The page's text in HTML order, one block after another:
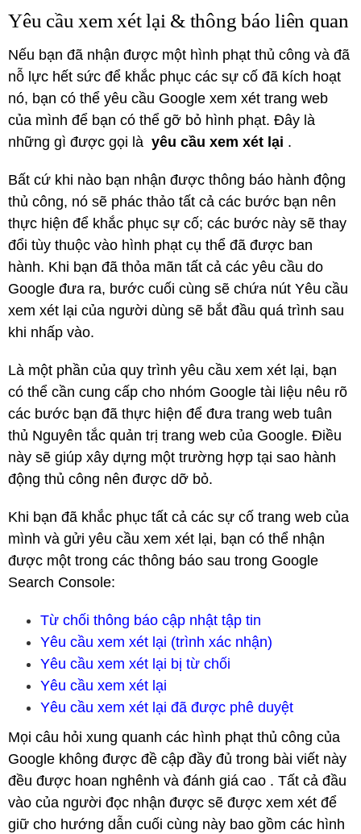
Yêu cầu xem xét lại & thông báo liên quan
Nếu bạn đã nhận được một hình phạt thủ công và đã
nỗ lực hết sức để khắc phục các sự cố đã kích hoạt
nó, bạn có thể yêu cầu Google xem xét trang web
của mình để bạn có thể gỡ bỏ hình phạt. Đây là
những gì được gọi là yêu cầu xem xét lại .
Bất cứ khi nào bạn nhận được thông báo hành động
thủ công, nó sẽ phác thảo tất cả các bước bạn nên
thực hiện để khắc phục sự cố; các bước này sẽ thay
đổi tùy thuộc vào hình phạt cụ thể đã được ban
hành. Khi bạn đã thỏa mãn tất cả các yêu cầu do
Google đưa ra, bước cuối cùng sẽ chứa nút Yêu cầu
xem xét lại của người dùng sẽ bắt đầu quá trình sau
khi nhấp vào.
Là một phần của quy trình yêu cầu xem xét lại, bạn
có thể cần cung cấp cho nhóm Google tài liệu nêu rõ
các bước bạn đã thực hiện để đưa trang web tuân
thủ Nguyên tắc quản trị trang web của Google. Điều
này sẽ giúp xây dựng một trường hợp tại sao hành
động thủ công nên được dỡ bỏ.
Khi bạn đã khắc phục tất cả các sự cố trang web của
mình và gửi yêu cầu xem xét lại, bạn có thể nhận
được một trong các thông báo sau trong Google
Search Console:
Từ chối thông báo cập nhật tập tin
Yêu cầu xem xét lại (trình xác nhận)
Yêu cầu xem xét lại bị từ chối
Yêu cầu xem xét lại
Yêu cầu xem xét lại đã được phê duyệt
Mọi câu hỏi xung quanh các hình phạt thủ công của
Google không được đề cập đầy đủ trong bài viết này
đều được hoan nghênh và đánh giá cao . Tất cả đầu
vào của người đọc nhận được sẽ được xem xét để
giữ cho hướng dẫn cuối cùng này bao gồm các hình